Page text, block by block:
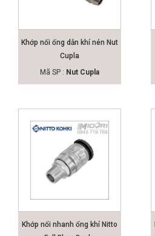
Khớp nối ống dẫn khí nén Nut
Cupla
Mã SP : Nut Cupla
Khớp nối nhanh ống khí Nitto